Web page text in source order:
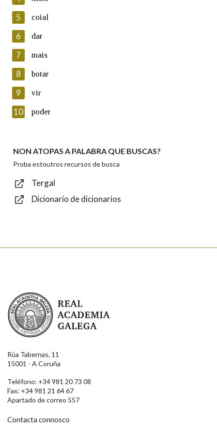
Lin e acepto as condicións da política de
Introduce o código que aparece na imaxe:
Texto de verificación
Enviar
5 coial
6 dar
7 mais
8 botar
9 vir
10 poder
NON ATOPAS A PALABRA QUE BUSCAS?
Proba estoutros recursos de busca
Tergal
Dicionario de dicionarios
Real Academia Galega
Rúa Tabernas, 11
15001 - A Coruña
Teléfono: +34 981 20 73 08
Fax: +34 981 21 64 67
Apartado de correo 557
Contacta connosco